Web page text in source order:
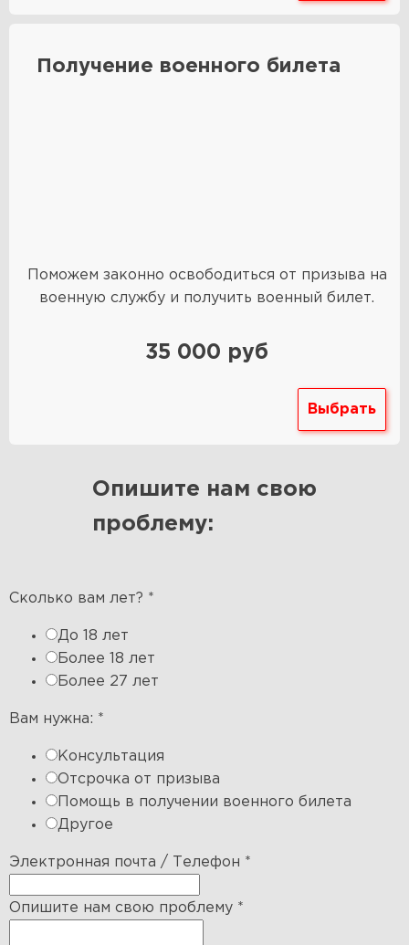
Получение военного билета
Поможем законно освободиться от призыва на
военную службу и получить военный билет.
35 000 руб
Выбрать
Опишите нам свою
проблему:
Сколько вам лет? *
До 18 лет
Более 18 лет
Более 27 лет
Вам нужна: *
Консультация
Отсрочка от призыва
Помощь в получении военного билета
Другое
Электронная почта / Телефон *
Опишите нам свою проблему *